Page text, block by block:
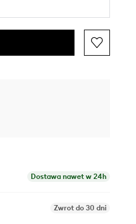
Dostawa nawet w 24h
Zwrot do 30 dni